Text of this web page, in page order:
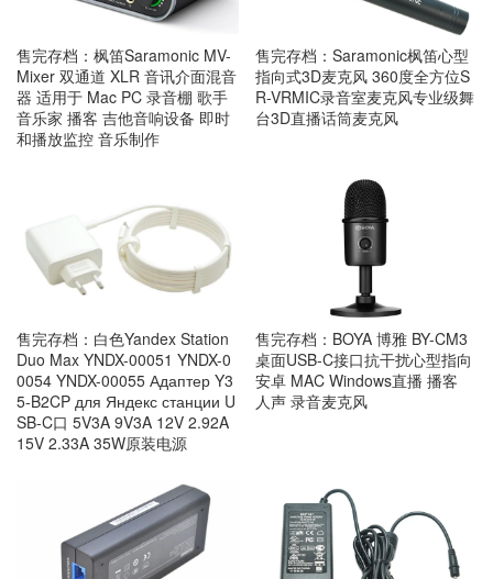
售完存档：枫笛Saramonic MV-
Mixer 双通道 XLR 音讯介面混音
器 适用于 Mac PC 录音棚 歌手
音乐家 播客 吉他音响设备 即时
和播放监控 音乐制作
售完存档：Saramonic枫笛心型
指向式3D麦克风 360度全方位S
R-VRMIC录音室麦克风专业级舞
台3D直播话筒麦克风
售完存档：白色Yandex Station
Duo Max YNDX-00051 YNDX-0
0054 YNDX-00055 Адаптер Y3
5-B2CP для Яндекс станции U
SB-C口 5V3A 9V3A 12V 2.92A
15V 2.33A 35W原装电源
售完存档：BOYA 博雅 BY-CM3
桌面USB-C接口抗干扰心型指向
安卓 MAC Windows直播 播客
人声 录音麦克风